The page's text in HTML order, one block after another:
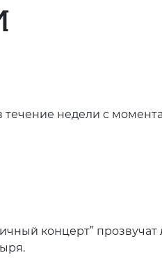
течение недели с
концерт”